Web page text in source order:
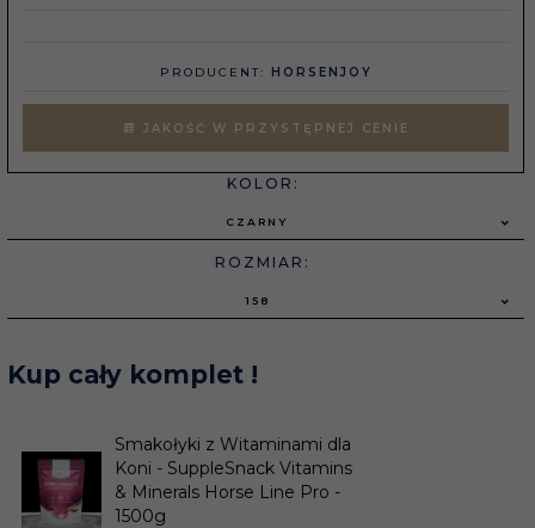
PRODUCENT: HORSENJOY
JAKOŚĆ W PRZYSTĘPNEJ CENIE
KOLOR:
CZARNY
ROZMIAR:
158
Kup cały komplet !
Smakołyki z Witaminami dla
Koni - SuppleSnack Vitamins
& Minerals Horse Line Pro -
1500g